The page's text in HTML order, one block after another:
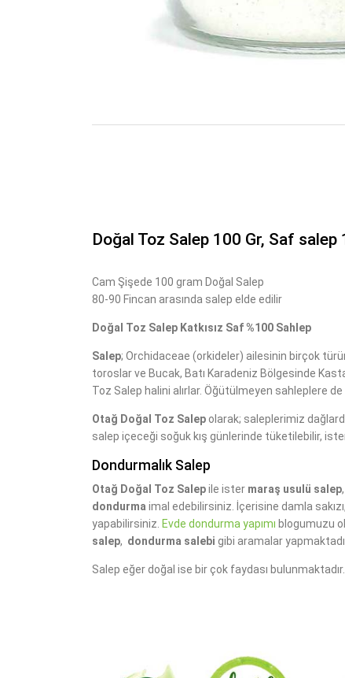
Doğal Toz Salep 100 Gr, Saf
Cam Şişede 100 gram Doğal Salep
80-90 Fincan arasında salep elde edilir
Doğal Toz Salep Katkısız Saf %100 Sahlep
Salep; Orchidaceae (orkideler) ailesinin birçok
toroslar ve Bucak, Batı Karadeniz Bölgesinde
Toz Salep halini alırlar. Öğütülmeyen sahleplere
Otağ Doğal Toz Salep olarak; saleplerimiz
salep içeceği soğuk kış günlerinde tüketilebilir,
Dondurmalık Salep
Otağ Doğal Toz Salepile ister maraş usulü salep
dondurma imal edebilirsiniz. İçerisine damla
yapabilirsiniz. Evde dondurma yapımı blogumuzu
salep, dondurma salebi gibi aramalar
Salep eğer doğal ise bir çok faydası bulunmaktadır.